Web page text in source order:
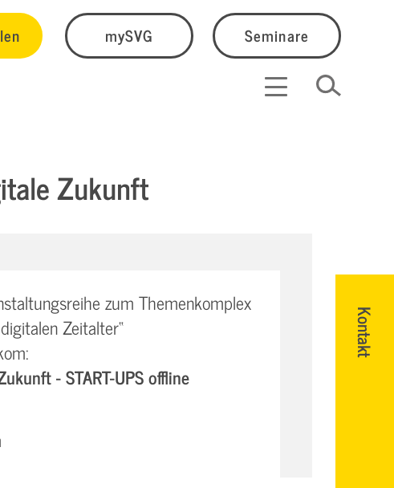
mySVG Seminare
Kontakt
Zukunft
zum Themenkomplex
Zeitalter“
- START-UPS offline